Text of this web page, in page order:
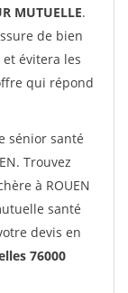
MUTUELLE.
de bien
évitera les
qui répond
sénior santé
Trouvez
à ROUEN
santé
devis en
76000